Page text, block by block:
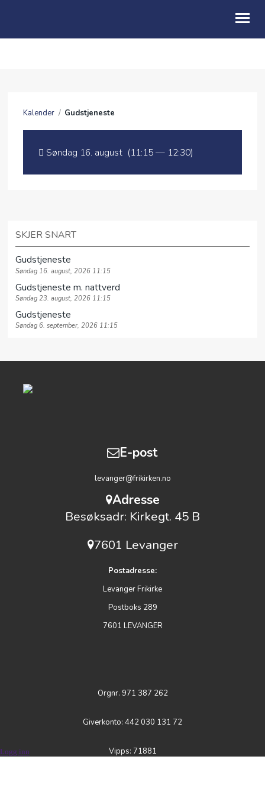
AKTIVITETER
DIVERSE
Kalender / Gudstjeneste
Søndag 16. august (11:15 — 12:30)
SKJER SNART
Gudstjeneste
Søndag 16. august, 2026 11:15
Gudstjeneste m. nattverd
Søndag 23. august, 2026 11:15
Gudstjeneste
Søndag 6. september, 2026 11:15
E-post
levanger@frikirken.no
Adresse
Besøksadr: Kirkegt. 45 B
7601 Levanger
Postadresse:
Levanger Frikirke
Postboks 289
7601 LEVANGER
Orgnr. 971 387 262
Giverkonto: 442 030 131 72
Vipps: 71881
Logg inn